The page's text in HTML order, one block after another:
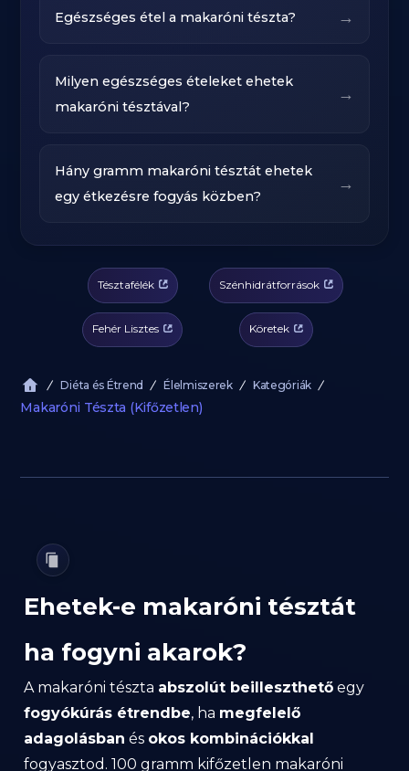
Egészséges étel a makaróni tészta? →
Milyen egészséges ételeket ehetek
makaróni tésztával?
→
Hány gramm makaróni tésztát ehetek
egy étkezésre fogyás közben?
→
Tésztafélék Szénhidrátforrások
Fehér Lisztes Köretek
Diéta és Étrend Élelmiszerek Kategóriák
Makaróni Tészta (Kifőzetlen)
Ehetek-e makaróni tésztát
ha fogyni akarok?
A makaróni tészta abszolút beilleszthető egy
fogyókúrás étrendbe, ha megfelelő
adagolásban és okos kombinációkkal
fogyasztod. 100 gramm kifőzetlen makaróni